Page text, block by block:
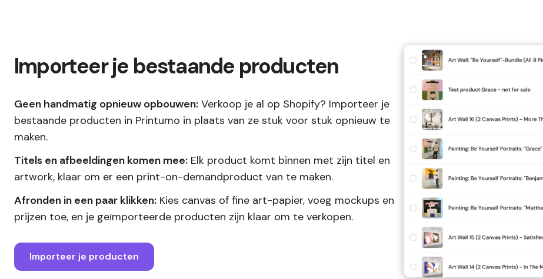
Importeer je bestaande producten
Geen handmatig opnieuw opbouwen: Verkoop je al op Shopify? Importeer je
bestaande producten in Printumo in plaats van ze stuk voor stuk opnieuw te
maken.
Titels en afbeeldingen komen mee: Elk product komt binnen met zijn titel en
artwork, klaar om er een print-on-demandproduct van te maken.
Afronden in een paar klikken: Kies canvas of fine art-papier, voeg mockups en
prijzen toe, en je geïmporteerde producten zijn klaar om te verkopen.
Importeer je producten